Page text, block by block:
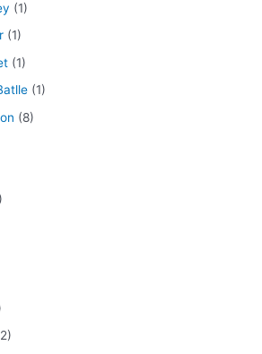
(1)
(1)
(1)
(1)
(8)